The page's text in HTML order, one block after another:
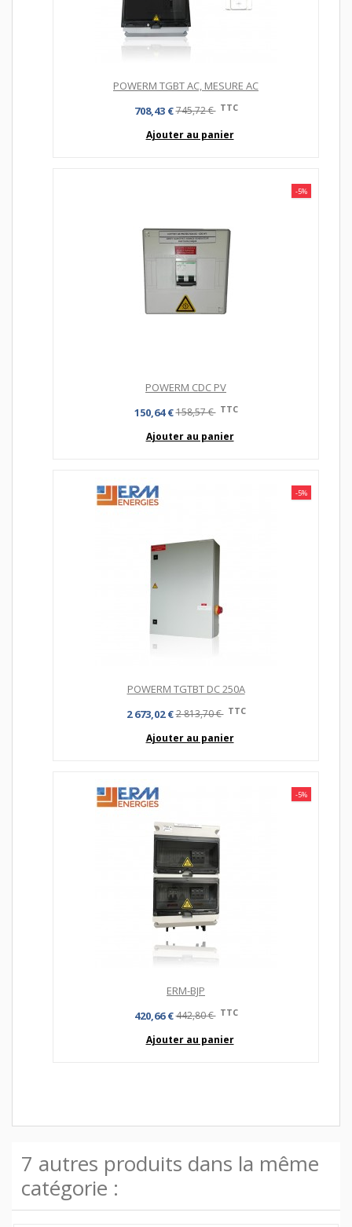
POWERM TGBT AC, MESURE AC
708,43 €745,72 € TTC
Ajouter au panier
-5%
POWERM CDC PV
150,64 €158,57 € TTC
Ajouter au panier
-5%
POWERM TGTBT DC 250A
2 673,02 €2 813,70 € TTC
Ajouter au panier
-5%
ERM-BJP
420,66 €442,80 € TTC
Ajouter au panier
7 autres produits dans la même
catégorie :